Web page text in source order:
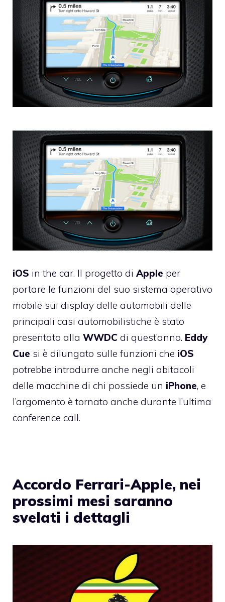
iOS in the car. Il progetto di Apple per
portare le funzioni del suo sistema operativo
mobile sui display delle automobili delle
principali casi automobilistiche è stato
presentato alla WWDC di quest’anno. Eddy
Cue si è dilungato sulle funzioni che iOS
potrebbe introdurre anche negli abitacoli
delle macchine di chi possiede un iPhone, e
l’argomento è tornato anche durante l’ultima
conference call.
Accordo Ferrari-Apple, nei
prossimi mesi saranno
svelati i dettagli